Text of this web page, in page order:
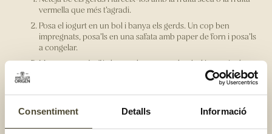
Consentiment Detalls Informació
vermella que més t’agradi.
Posa el iogurt en un bol i banya els gerds. Un cop ben
impregnats, posa’ls en una safata amb paper de forn i posa’ls
a congelar.
Mentrestant, desfés la xocolata en un altre bol i mantén-la
calenta posant el bol dins un altre recipient amb aigua ben
perquè quedin durs.
Posa'ls a la nevera 20 minuts perquè el iogurt i els gerds es